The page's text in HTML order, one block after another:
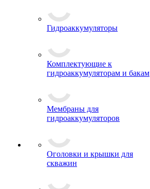
Гидроаккумуляторы
Комплектующие к
гидроаккумуляторам и бакам
Мембраны для
гидроаккумуляторов
Оголовки и крышки для
скважин